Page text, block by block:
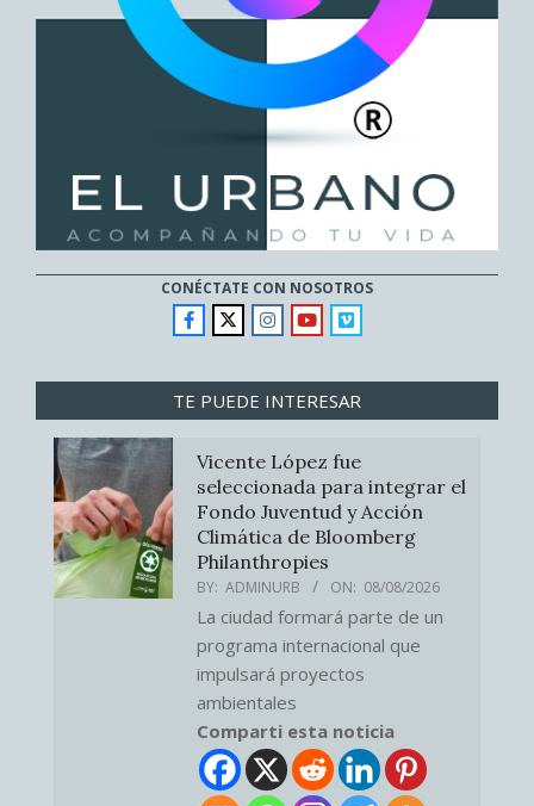
CONÉCTATE CON NOSOTROS
TE PUEDE INTERESAR
Vicente López fue
seleccionada para integrar el
Fondo Juventud y Acción
Climática de Bloomberg
Philanthropies
BY: ADMINURB ON: 08/08/2026
La ciudad formará parte de un
programa internacional que
impulsará proyectos
ambientales
Comparti esta noticia